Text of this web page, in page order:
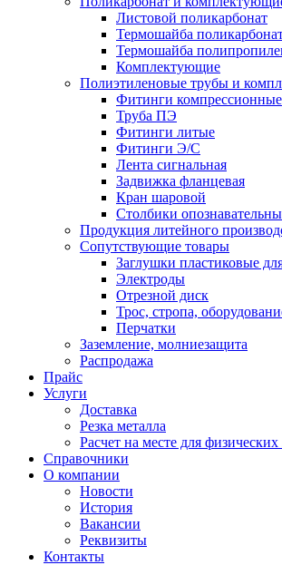
Листовой поликарбонат
Термошайба
Термошайба
Комплектующие
Полиэтиленовые трубы и
Фитинги компрессионные
Труба ПЭ
Фитинги литые
Фитинги Э/С
Лента сигнальная
Задвижка фланцевая
Кран шаровой
Столбики
Продукция литейного
Сопутствующие товары
Заглушки пластиковые
Электроды
Отрезной диск
Трос, стропа,
Перчатки
Заземление, молниезащита
Распродажа
Прайс
Услуги
Доставка
Резка металла
Расчет на месте для
Справочники
О компании
Новости
История
Вакансии
Реквизиты
Контакты